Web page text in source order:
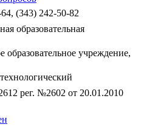
(343) 242-50-82
образовательная
образовательное учреждение,
рег. №2602 от 20.01.2010